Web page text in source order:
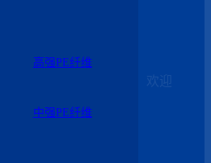
高强PE纤维
中强PE纤维
我们发展的第一动力，欢迎